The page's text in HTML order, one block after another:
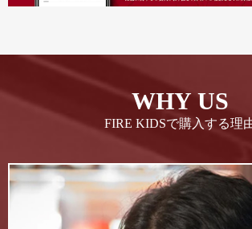
WHY US
FIRE KIDSで購入する理